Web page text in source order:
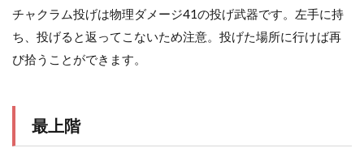
チャクラム投げは物理ダメージ41の投げ武器です。左手に持
ち、投げると返ってこないため注意。投げた場所に行けば再
び拾うことができます。
最上階